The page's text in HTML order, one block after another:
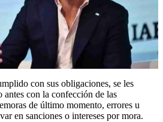
con sus obligaciones, se les
antes con la confección de las
de último momento, errores u
en sanciones o intereses por mora.